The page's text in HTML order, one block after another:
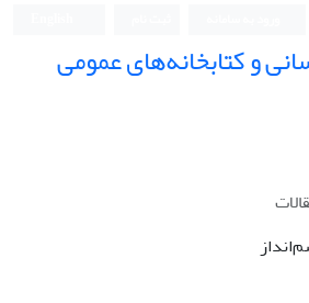
و کتابخانه‌های عمومی